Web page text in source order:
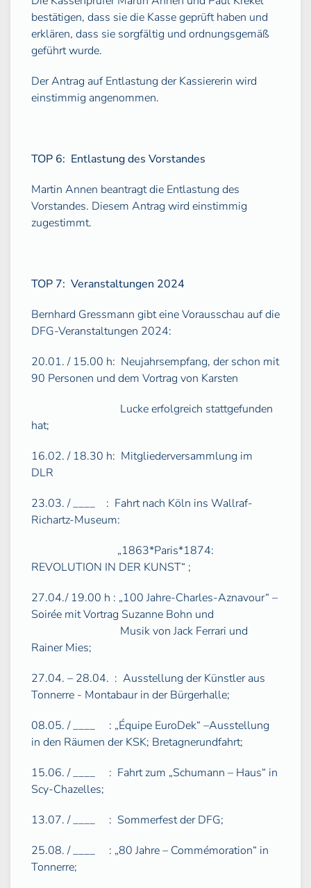
bestätigen, dass sie die Kasse geprüft haben und
erklären, dass sie sorgfältig und ordnungsgemäß
geführt wurde.
Der Antrag auf Entlastung der Kassiererin wird
einstimmig angenommen.
TOP 6: Entlastung des Vorstandes
Martin Annen beantragt die Entlastung des
Vorstandes. Diesem Antrag wird einstimmig
zugestimmt.
TOP 7: Veranstaltungen 2024
Bernhard Gressmann gibt eine Vorausschau auf die
DFG-Veranstaltungen 2024:
20.01. / 15.00 h: Neujahrsempfang, der schon mit
90 Personen und dem Vortrag von Karsten
Lucke erfolgreich stattgefunden
hat;
16.02. / 18.30 h: Mitgliederversammlung im
DLR
23.03. / ____
: Fahrt nach Köln ins Wallraf-
Richartz-Museum:
„1863*Paris*1874:
REVOLUTION IN DER KUNST“ ;
27.04./ 19.00 h : „100 Jahre-Charles-Aznavour“ –
Soirée mit Vortrag Suzanne Bohn und
Musik von Jack Ferrari und
Rainer Mies;
27.04. – 28.04. : Ausstellung der Künstler aus
Tonnerre - Montabaur in der Bürgerhalle;
08.05. / ____
: „Équipe EuroDek“ –Ausstellung
in den Räumen der KSK; Bretagnerundfahrt;
15.06. / ____
: Fahrt zum „Schumann – Haus“ in
Scy-Chazelles;
13.07. / ____
: Sommerfest der DFG;
25.08. / ____
: „80 Jahre – Commémoration“ in
Tonnerre;